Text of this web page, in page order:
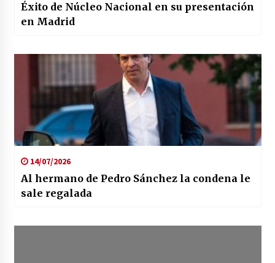
Éxito de Núcleo Nacional en su presentación
en Madrid
14/07/2026
Al hermano de Pedro Sánchez la condena le
sale regalada